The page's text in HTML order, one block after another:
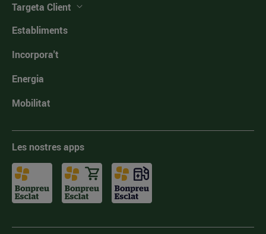
Targeta Client
Establiments
Incorpora't
Energia
Mobilitat
Les nostres apps